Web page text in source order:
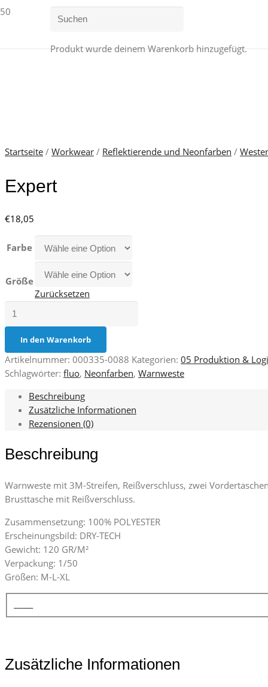
Produkt wurde deinem Warenkorb hinzugefügt.
Startseite / Workwear / Reflektierende und Neonfarben /
Expert
€18,05
Farbe
Größe
Zurücksetzen
Expert
In den Warenkorb
Artikelnummer: 000335-0088 Kategorien: 05 Produktion &
Schlagwörter: fluo, Neonfarben, Warnweste
Beschreibung
Zusätzliche Informationen
Rezensionen (0)
Beschreibung
Warnweste mit 3M-Streifen, Reißverschluss, zwei
Brusttasche mit Reißverschluss.
Zusammensetzung: 100% POLYESTER
Erscheinungsbild: DRY-TECH
Gewicht: 120 GR/M²
Verpackung: 1/50
Größen: M-L-XL
Zusätzliche Informationen